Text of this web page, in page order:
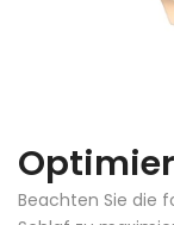
Beachten Sie die